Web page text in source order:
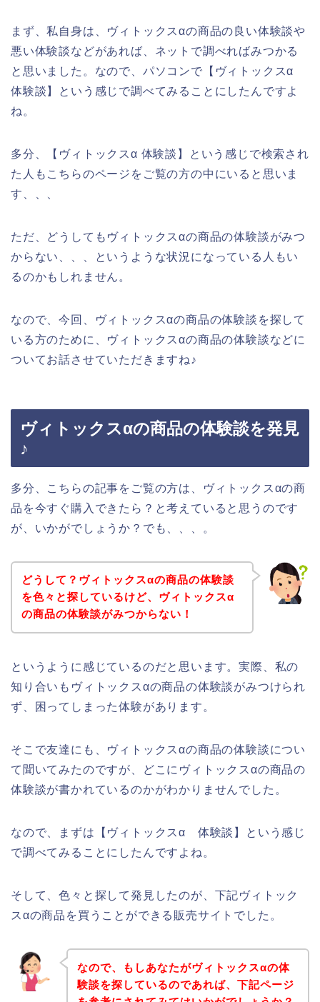
まず、私自身は、ヴィトックスαの商品の良い体験談や
悪い体験談などがあれば、ネットで調べればみつかる
と思いました。なので、パソコンで【ヴィトックスα
体験談】という感じで調べてみることにしたんですよ
ね。
多分、【ヴィトックスα 体験談】という感じで検索され
た人もこちらのページをご覧の方の中にいると思いま
す、、、
ただ、どうしてもヴィトックスαの商品の体験談がみつ
からない、、、というような状況になっている人もい
るのかもしれません。
なので、今回、ヴィトックスαの商品の体験談を探して
いる方のために、ヴィトックスαの商品の体験談などに
ついてお話させていただきますね♪
ヴィトックスαの商品の体験談を発見
♪
多分、こちらの記事をご覧の方は、ヴィトックスαの商
品を今すぐ購入できたら？と考えていると思うのです
が、いかがでしょうか？でも、、、。
どうして？ヴィトックスαの商品の体験談
を色々と探しているけど、ヴィトックスα
の商品の体験談がみつからない！
というように感じているのだと思います。実際、私の
知り合いもヴィトックスαの商品の体験談がみつけられ
ず、困ってしまった体験があります。
そこで友達にも、ヴィトックスαの商品の体験談につい
て聞いてみたのですが、どこにヴィトックスαの商品の
体験談が書かれているのかがわかりませんでした。
なので、まずは【ヴィトックスα 体験談】という感じ
で調べてみることにしたんですよね。
そして、色々と探して発見したのが、下記ヴィトック
スαの商品を買うことができる販売サイトでした。
なので、もしあなたがヴィトックスαの体
験談を探しているのであれば、下記ページ